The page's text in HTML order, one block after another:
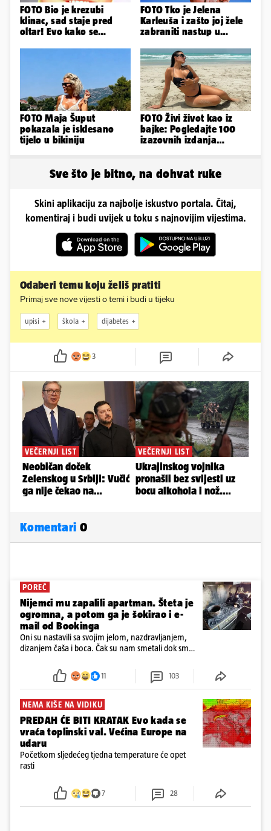
FOTO Bio je krezubi
klinac, sad staje pred
oltar! Evo kako se
FOTO Tko je Jelena
Karleuša i zašto joj žele
zabraniti nastup u
govorila...
FOTO Maja Šuput
pokazala je isklesano
tijelo u bikiniju
FOTO Živi život kao iz
bajke: Pogledajte 100
izazovnih izdanja
Sve što je bitno, na dohvat ruke
Skini aplikaciju za najbolje iskustvo portala. Čitaj,
komentiraj i budi uvijek u toku s najnovijim vijestima.
Odaberi temu koju želiš pratiti
Primaj sve nove vijesti o temi i budi u tijeku
upisi škola dijabetes
3
Komentari 0
POREČ
Nijemci mu zapalili apartman. Šteta je
ogromna, a potom ga je šokirao i e-
mail od Bookinga
Oni su nastavili sa svojim jelom, nazdravljanjem,
dizanjem čaša i boca. Čak su nam smetali dok smo
požar, rekao je vlasnik
11 103
NEMA KIŠE NA VIDIKU
PREDAH ĆE BITI KRATAK Evo kada se
vraća toplinski val. Većina Europe na
udaru
Početkom sljedećeg tjedna temperature će opet
rasti
7 28